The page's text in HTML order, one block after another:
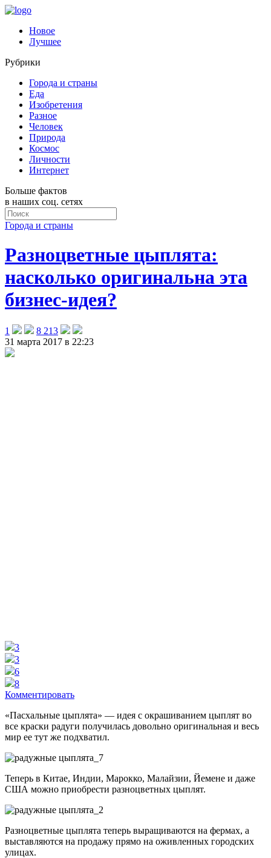
Новое
Лучшее
Рубрики
Города и страны
Еда
Изобретения
Разное
Человек
Природа
Космос
Личности
Интернет
Больше фактов
в наших соц. сетях
Города и страны
Разноцветные цыплята:
насколько оригинальна эта
бизнес-идея?
1
8 213
31 марта 2017 в 22:23
3
3
6
8
Комментировать
«Пасхальные цыплята» — идея с окрашиванием цыплят во
все краски радуги получилась довольно оригинальная и весь
мир ее тут же подхватил.
Теперь в Китае, Индии, Марокко, Малайзии, Йемене и даже
США можно приобрести разноцветных цыплят.
Разноцветные цыплята теперь выращиваются на фермах, а
выставляются на продажу прямо на оживленных городских
улицах.